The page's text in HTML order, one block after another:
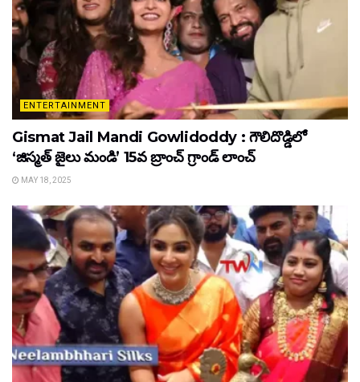
ENTERTAINMENT
Gismat Jail Mandi Gowlidoddy : గౌలిదొడ్డిలో
‘జిస్మత్ జైలు మండి’ 15వ బ్రాంచ్ గ్రాండ్ లాంచ్
MAY 18, 2025